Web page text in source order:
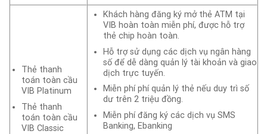
Thẻ thanh
toán toàn cầu
VIB Platinum
Thẻ thanh
toán toàn cầu
VIB Classic
Khách hàng đăng ký mở thẻ ATM tại
VIB hoàn toàn miễn phí, được hỗ trợ
thẻ chip hoàn toàn.
Hỗ trợ sử dụng các dịch vụ ngân hàng
số để dễ dàng quản lý tài khoản và giao
dịch trực tuyến.
Miễn phí phí quản lý thẻ nếu duy trì số
dư trên 2 triệu đồng.
Miễn phí đăng ký các dịch vụ SMS
Banking, Ebanking